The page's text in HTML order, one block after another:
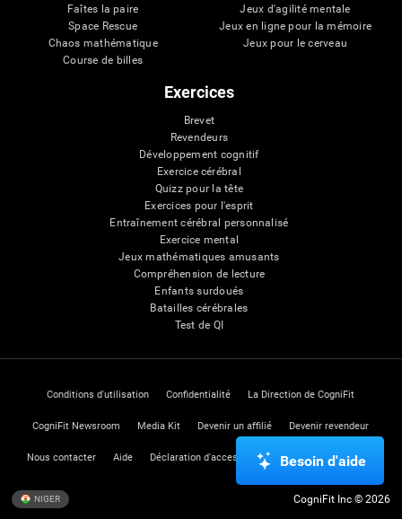
Faîtes la paire
Space Rescue
Chaos mathématique
Course de billes
Jeux d'agilité mentale
Jeux en ligne pour la mémoire
Jeux pour le cerveau
Exercices
Brevet
Revendeurs
Développement cognitif
Exercice cérébral
Quizz pour la tête
Exercices pour l'esprit
Entraînement cérébral personnalisé
Exercice mental
Jeux mathématiques amusants
Compréhension de lecture
Enfants surdoués
Batailles cérébrales
Test de QI
Conditions d'utilisation Confidentialité La Direction de CogniFit
CogniFit Newsroom Media Kit Devenir un affilié Devenir revendeur
Nous contacter Aide Déclaration d'accessibilité Centre de Confiance
NIGER CogniFit Inc © 2026
Besoin d'aide